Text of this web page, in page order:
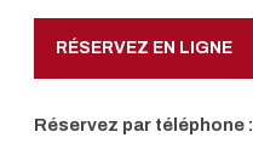
RÉSERVEZ EN LIGNE
Réservez par téléphone :